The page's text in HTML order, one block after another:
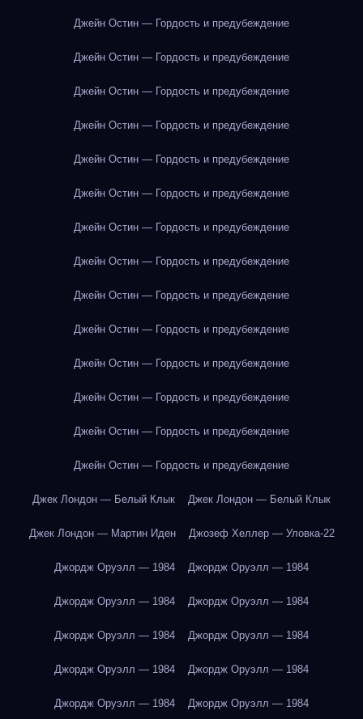
Джейн Остин — Гордость и предубеждение
Джейн Остин — Гордость и предубеждение
Джейн Остин — Гордость и предубеждение
Джейн Остин — Гордость и предубеждение
Джейн Остин — Гордость и предубеждение
Джейн Остин — Гордость и предубеждение
Джейн Остин — Гордость и предубеждение
Джейн Остин — Гордость и предубеждение
Джейн Остин — Гордость и предубеждение
Джейн Остин — Гордость и предубеждение
Джейн Остин — Гордость и предубеждение
Джейн Остин — Гордость и предубеждение
Джейн Остин — Гордость и предубеждение
Джейн Остин — Гордость и предубеждение
Джек Лондон — Белый Клык Джек Лондон — Белый Клык
Джек Лондон — Мартин Иден Джозеф Хеллер — Уловка-22
Джордж Оруэлл — 1984 Джордж Оруэлл — 1984
Джордж Оруэлл — 1984 Джордж Оруэлл — 1984
Джордж Оруэлл — 1984 Джордж Оруэлл — 1984
Джордж Оруэлл — 1984 Джордж Оруэлл — 1984
Джордж Оруэлл — 1984 Джордж Оруэлл — 1984